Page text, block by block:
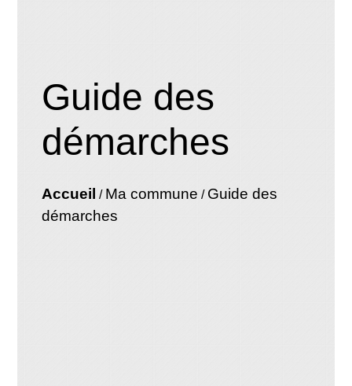
Guide des
démarches
Accueil / Ma commune / Guide des
démarches